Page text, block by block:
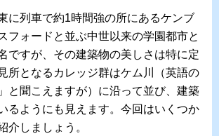
に列車で約1時間強の所にあるケンブ
フォードと並ぶ中世以来の学園都市と
ですが、その建築物の美しさは特に定
所となるカレッジ群はケム川（英語の
と聞こえますが）に沿って並び、建築
るようにも見えます。今回はいくつか
介しましょう。